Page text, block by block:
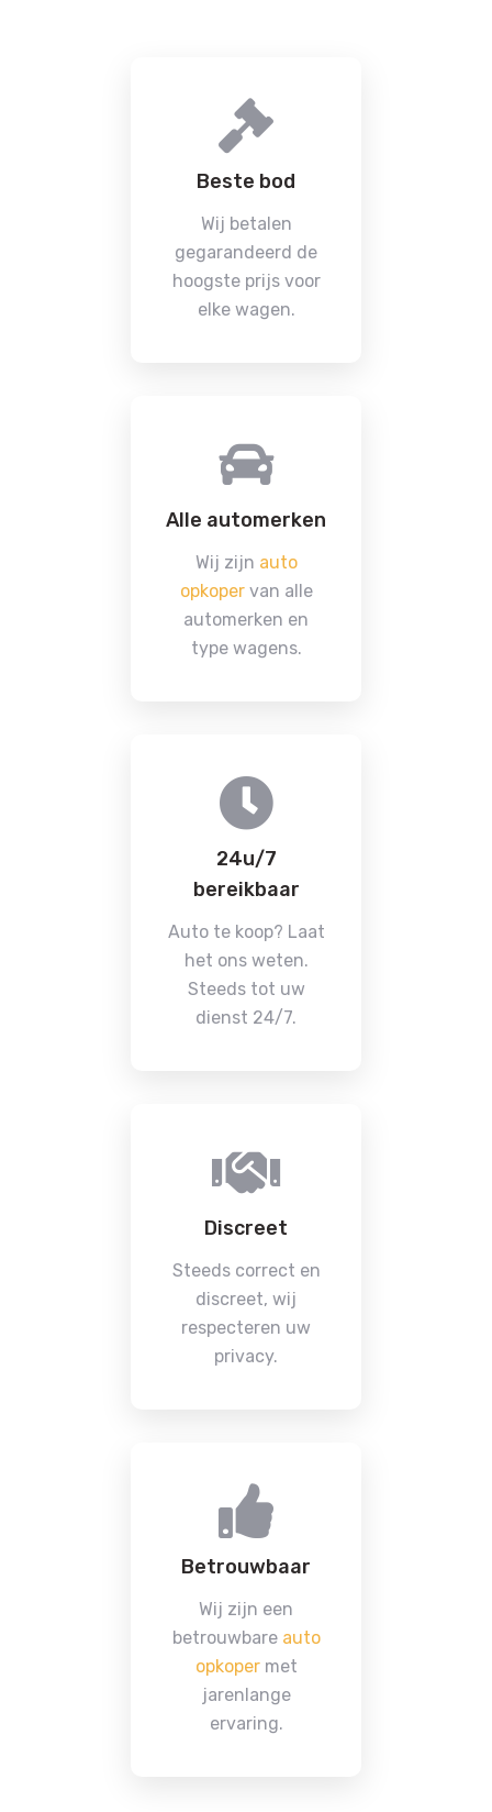
Beste bod
Wij betalen
gegarandeerd de
hoogste prijs voor
elke wagen.
Alle automerken
Wij zijn auto
opkopervan alle
automerken en
type wagens.
24u/7
bereikbaar
Auto te koop? Laat
het ons weten.
Steeds tot uw
dienst 24/7.
Discreet
Steeds correct en
discreet, wij
respecteren uw
privacy.
Betrouwbaar
Wij zijn een
betrouwbare auto
opkopermet
jarenlange
ervaring.